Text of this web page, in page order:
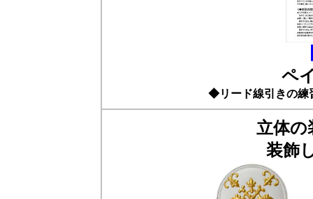
ペ
◆リード線引きの
立体の
装飾